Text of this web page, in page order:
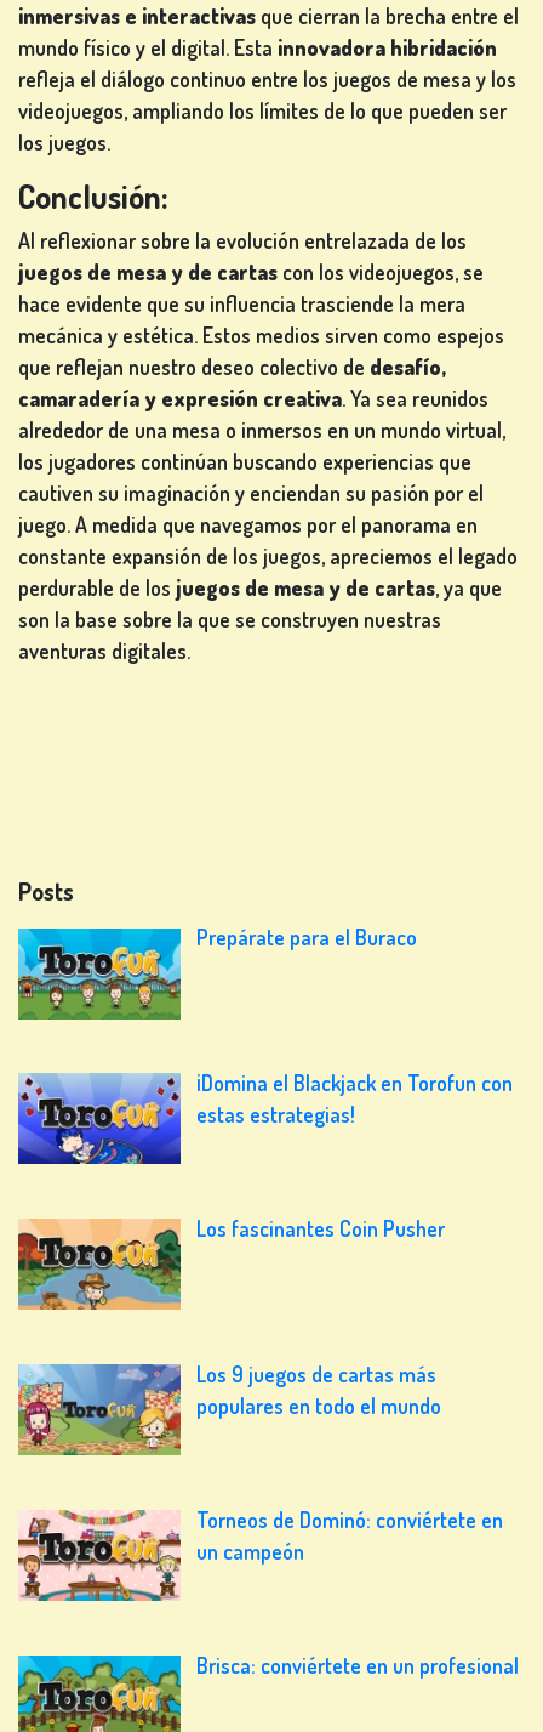
inmersivas e interactivas que cierran la brecha entre el
mundo físico y el digital. Esta innovadora hibridación
refleja el diálogo continuo entre los juegos de mesa y los
videojuegos, ampliando los límites de lo que pueden ser
los juegos.
Conclusión:
Al reflexionar sobre la evolución entrelazada de los
juegos de mesa y de cartas con los videojuegos, se
hace evidente que su influencia trasciende la mera
mecánica y estética. Estos medios sirven como espejos
que reflejan nuestro deseo colectivo de desafío,
camaradería y expresión creativa. Ya sea reunidos
alrededor de una mesa o inmersos en un mundo virtual,
los jugadores continúan buscando experiencias que
cautiven su imaginación y enciendan su pasión por el
juego. A medida que navegamos por el panorama en
constante expansión de los juegos, apreciemos el legado
perdurable de los juegos de mesa y de cartas, ya que
son la base sobre la que se construyen nuestras
aventuras digitales.
Posts
Prepárate para el Buraco
¡Domina el Blackjack en Torofun con
estas estrategias!
Los fascinantes Coin Pusher
Los 9 juegos de cartas más
populares en todo el mundo
Torneos de Dominó: conviértete en
un campeón
Brisca: conviértete en un profesional